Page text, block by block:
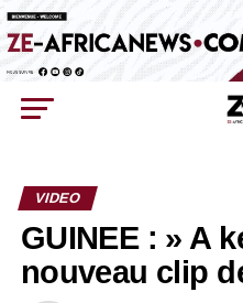
VIDEO
GUINEE : » A
nouveau clip